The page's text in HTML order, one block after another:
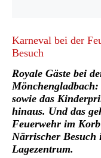
Karneval bei der
Besuch
Royale Gäste bei
sowie das
hinaus. Und das
Feuerwehr im
Närrischer
Lagezentrum.